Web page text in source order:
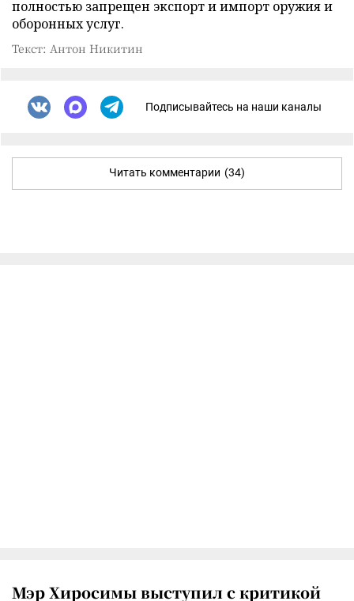
полностью запрещен экспорт и импорт оружия и
оборонных услуг.
Текст: Антон Никитин
Подписывайтесь на наши каналы
Читать комментарии (34)
Мэр Хиросимы выступил с критикой